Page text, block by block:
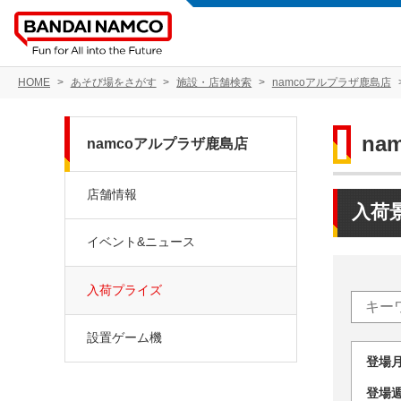
HOME あそび場をさがす 施設・店舗検索 namcoアルプラザ鹿島店
入荷
登
登
namcoアルプラザ鹿島店
店舗情報
イベント&ニュース
入荷プライズ
設置ゲーム機